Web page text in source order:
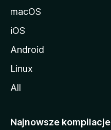
macOS
iOS
Android
Linux
All
Najnowsze kompilacje